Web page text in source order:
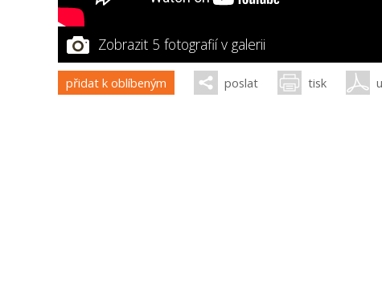
Zobrazit 5 fotografií v galerii
přidat k oblíbeným poslat tisk